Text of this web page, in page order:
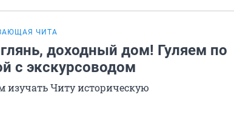
ЧИТА
доходный дом! Гуляем по
с экскурсоводом
изучать Читу историческую